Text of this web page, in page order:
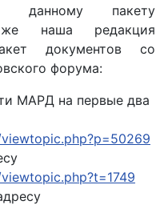
данному пакету
наша редакция
документов со
форума:
МАРД на первые два